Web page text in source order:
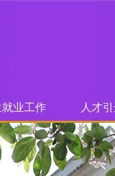
业工作 人才